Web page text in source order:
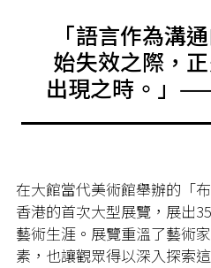
「語言作為溝
始失效之際，
出現之時。」
在大館當代美術館舉辦的「
香港的首次大型展覽，展出
藝術生涯。展覽重溫了藝術
素，也讓觀眾得以深入探索